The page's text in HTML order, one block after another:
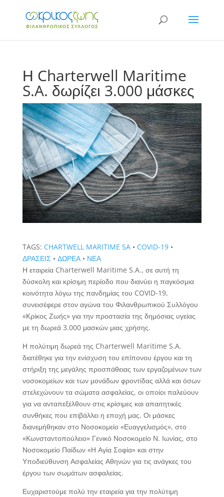
Η Charterwell Maritime
S.A. δωρίζει 3.000 μάσκες
TAGS: CHARTWELL MARITIME SA• COVID-19•
ΔΡΑΣΕΙΣ • ΔΩΡΕΑ• ΝΕΑ
Η εταιρεία Charterwell Maritime S.A., σε αυτή τη
δύσκολη και κρίσιμη περίοδο που διανύει η παγκόσμια
κοινότητα λόγω της πανδημίας του COVID-19,
συνεισέφερε στον αγώνα του Φιλανθρωπικού Συλλόγου
«Κρίκος Ζωής» για την προστασία της δημόσιας υγείας
με τη δωρεά 3.000 μασκών μιας χρήσης.
Η πολύτιμη δωρεά της Charterwell Maritime S.A.
διατέθηκε για την ενίσχυση του επίπονου έργου και τη
στήριξη της μεγάλης προσπάθειας των εργαζομένων των
νοσοκομείων και των μονάδων φροντίδας αλλά και όσων
στελεχώνουν τα σώματα ασφαλείας, οι οποίοι παλεύουν
για να ανταπεξέλθουν στις κρίσιμες και απαιτητικές
συνθήκες που επιβάλλει η εποχή μας. Οι μάσκες
διανεμήθηκαν στο Νοσοκομείο «Ευαγγελισμός», στο
«Κωνσταντοπούλειο» Γενικό Νοσοκομείο Ν. Ιωνίας, στο
Νοσοκομείο Παίδων «Η Αγία Σοφία» και στην
Υποδιεύθυνση Ασφαλείας Αθηνών για τις ανάγκες του
έργου των σωμάτων ασφαλείας.
Ευχαριστούμε πολύ την εταιρεία για την πολύτιμη